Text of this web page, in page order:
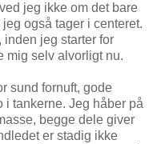
jeg ikke om det bare
også tager i centeret.
jeg starter for
mig selv alvorligt nu.
sund fornuft, gode
i tankerne. Jeg håber på
begge dele giver
er stadig ikke